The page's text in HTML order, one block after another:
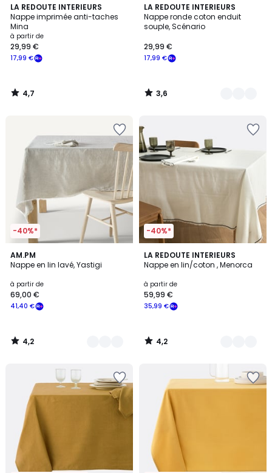
LA REDOUTE INTERIEURS
Nappe imprimée anti-taches
Mina
à partir de
17,99 €
29,99 €
4,7
/ 5
4,7
/
LA REDOUTE INTERIEURS
Nappe ronde coton enduit
souple, Scénario
17,99 €
29,99 €
3,6
/ 5
8
Couleurs
3,6
/
-40%*
AM.PM
Nappe en lin lavé, Yastigi
à partir de
41,40 €
69,00 €
4,2
/ 5
3
Couleurs
4,2
/
-40%*
LA REDOUTE INTERIEURS
Nappe en lin/coton , Menorca
à partir de
35,99 €
59,99 €
4,2
/ 5
4
Couleurs
4,2
/